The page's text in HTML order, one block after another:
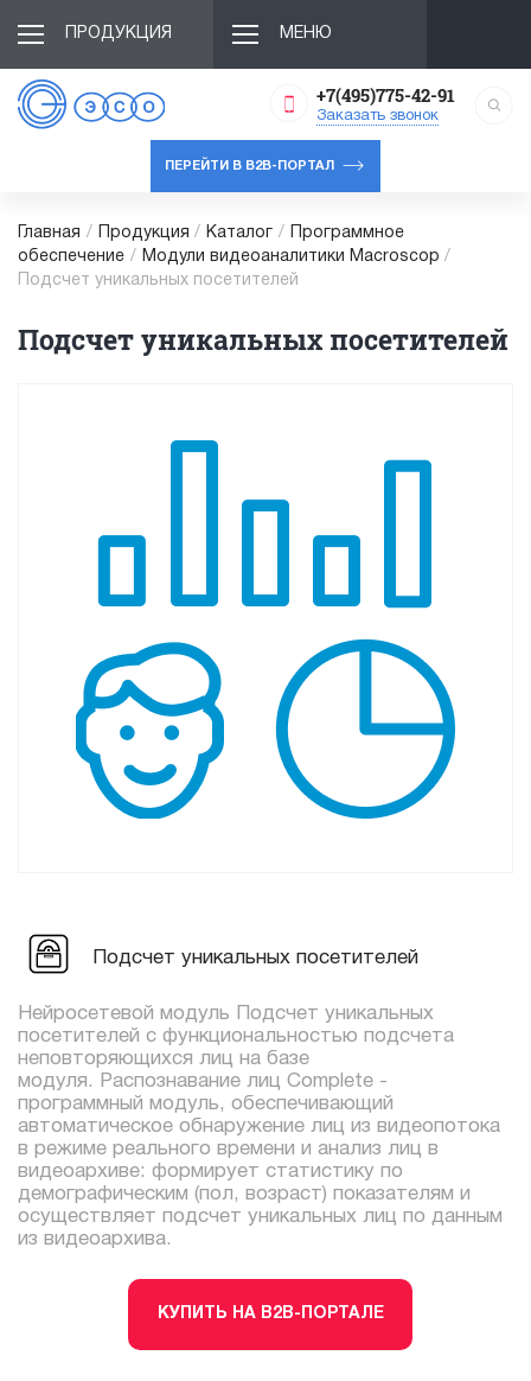
ПРОДУКЦИЯ МЕНЮ
+7(495)775-42-91
Заказать звонок
ПЕРЕЙТИ В B2B-ПОРТАЛ
Главная / Продукция / Каталог /
Программное
обеспечение / Модули видеоаналитики Macroscop /
Подсчет уникальных посетителей
Подсчет уникальных посетителей
Подсчет уникальных посетителей
Нейросетевой модуль Подсчет уникальных
посетителей с функциональностью подсчета
неповторяющихся лиц на базе
модуля. Распознавание лиц Complete -
программный модуль, обеспечивающий
автоматическое обнаружение лиц из видеопотока
в режиме реального времени и анализ лиц в
видеоархиве: формирует статистику по
демографическим (пол, возраст) показателям и
осуществляет подсчет уникальных лиц по данным
из видеоархива.
КУПИТЬ НА B2B-ПОРТАЛЕ